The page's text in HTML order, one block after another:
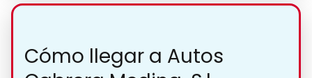
Cómo llegar a Autos